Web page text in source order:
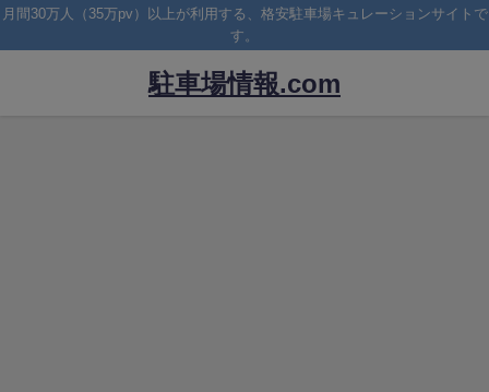
月間30万人（35万pv）以上が利用する、格安駐車場キュレーションサイトで
す。
駐車場情報.com